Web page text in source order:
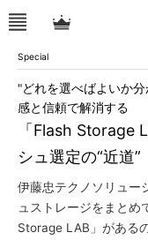
Special
「Flash Storage
シュ選定の“近道”
"どれを選べばよいか
感と信頼で解消する
伊藤忠テクノソリュー
ュストレージをまとめ
Storage LAB」がある